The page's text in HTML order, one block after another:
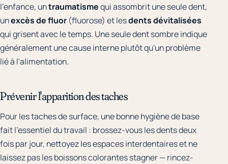
l'enfance, untraumatismequi assombrit une seule dent,
unexcès de fluor (fluorose) et lesdents dévitalisées
qui grisent avec le temps. Une seule dent sombre indique
généralement une cause interne plutôt qu'un problème
lié à l'alimentation.
Prévenir l'apparition des taches
Pour les taches de surface, une bonne hygiène de base
fait l'essentiel du travail : brossez-vous les dents deux
fois par jour, nettoyez les espaces interdentaires et ne
laissez pas les boissons colorantes stagner — rincez-